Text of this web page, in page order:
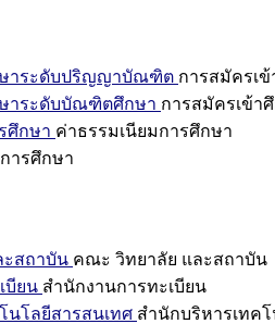
ษาระดับปริญญาบัณฑิต การสมัครเ
าระดับบัณฑิตศึกษา การสมัครเข้
ศึกษา ค่าธรรมเนียมการศึกษา
ารศึกษา
สถาบัน คณะ วิทยาลัย และสถาบัน
บียน สำนักงานการทะเบียน
นโลยีสารสนเทศ สำนักบริหารเทค